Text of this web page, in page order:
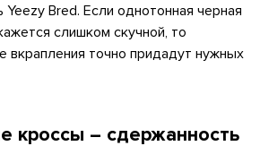
Bred. Если однотонная черная
слишком скучной, то
вкрапления точно придадут нужных
кроссы – сдержанность